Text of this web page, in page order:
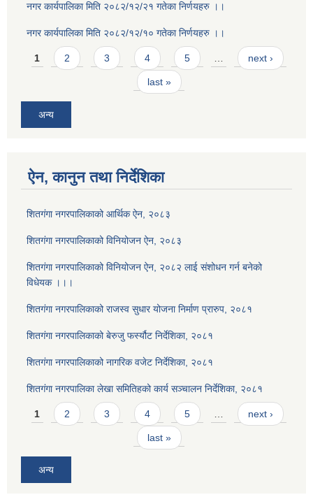
नगर कार्यपालिका मिति २०८२/१२/२१ गतेका निर्णयहरु ।।
नगर कार्यपालिका मिति २०८२/१२/१० गतेका निर्णयहरु ।।
Pages
1 2 3 4 5 … next ›
last »
अन्य
ऐन, कानुन तथा निर्देशिका
शितगंगा नगरपालिकाको आर्थिक ऐन, २०८३
शितगंगा नगरपालिकाको विनियोजन ऐन, २०८३
शितगंगा नगरपालिकाको विनियोजन ऐन, २०८२ लाई संशोधन गर्न बनेको
विधेयक ।।।
शितगंगा नगरपालिकाको राजस्व सुधार योजना निर्माण प्रारुप, २०८१
शितगंगा नगरपालिकाको बेरुजु फर्स्यौट निर्देशिका, २०८१
शितगंगा नगरपालिकाको नागरिक वजेट निर्देशिका, २०८१
शितगंगा नगरपालिका लेखा समितिहको कार्य सञ्चालन निर्देशिका, २०८१
Pages
1 2 3 4 5 next ›
last »
अन्य